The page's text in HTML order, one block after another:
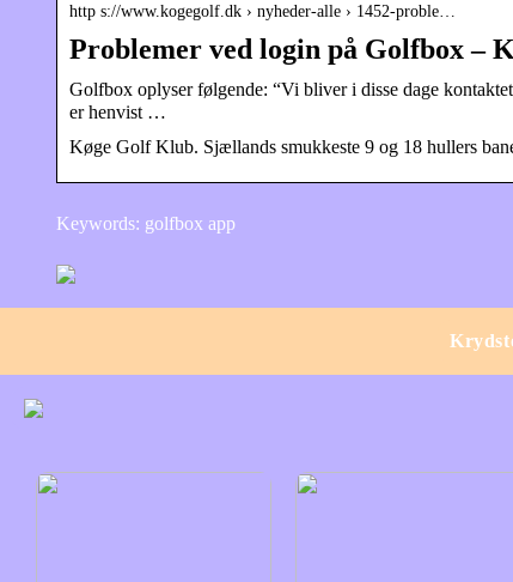
http s://www.kogegolf.dk › nyheder-alle › 1452-proble…
Problemer ved login på Golfbox –
Golfbox oplyser følgende: “Vi bliver i disse dage
er henvist …
Køge Golf Klub. Sjællands smukkeste 9 og 18 hullers
Keywords: golfbox app